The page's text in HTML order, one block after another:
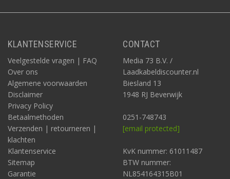
KLANTENSERVICE
Veelgestelde vragen | FAQ
Over ons
Algemene voorwaarden
Disclaimer
Privacy Policy
Betaalmethoden
Verzenden | retourneren |
klachten
Klantenservice
Sitemap
Garantie
CONTACT
Media 73 B.V. /
Laadkabeldiscounter.nl
Biesland 13
1948 RJ Beverwijk
0251-748743
[email protected]
KvK nummer: 61011487
BTW nummer:
NL854164315B01